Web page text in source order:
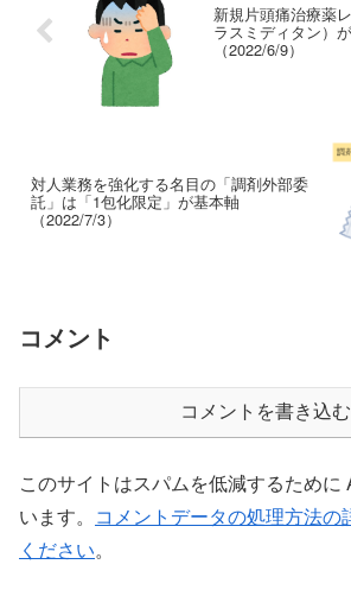
新規片頭痛治療薬
ラスミディタン）
（2022/6/9）
対人業務を強化する名目の「調剤外部委
託」は「1包化限定」が基本軸
（2022/7/3）
コメント
コメントを書き込む
このサイトはスパムを低減するために
います。 コメントデータの処理方法の
ください。